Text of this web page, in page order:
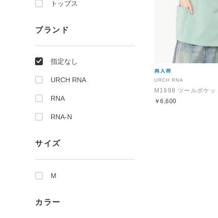
トップス
ブランド
指定なし
URCH RNA
RNA
RNA-N
サイズ
M
カラー
URCH RNA
M1998 ツールポケッ
￥6,600